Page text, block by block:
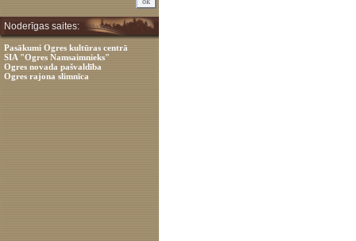
Noderīgas saites:
Pasākumi Ogres kultūras centrā
SIA "Ogres Namsaimnieks"
Ogres novada pašvaldība
Ogres rajona slimnīca